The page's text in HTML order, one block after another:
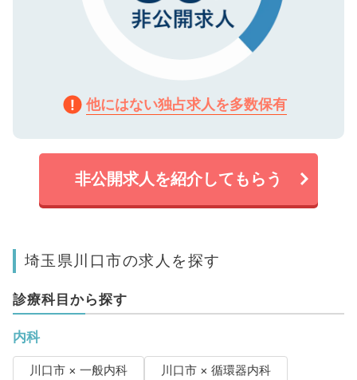
他にはない独占求人を多数保有
非公開求人を紹介してもらう
埼玉県川口市の求人を探す
診療科目から探す
内科
川口市 × 一般内科 川口市 × 循環器内科